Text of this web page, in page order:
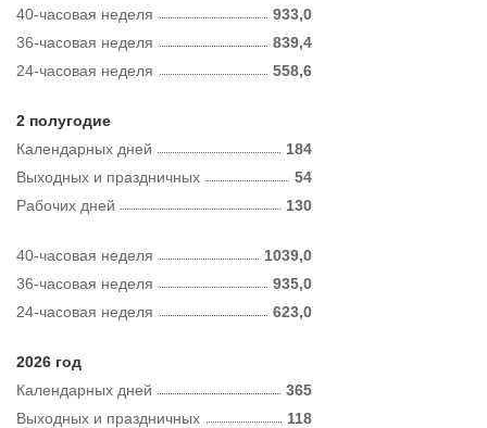
40-часовая неделя
933,0
36-часовая неделя
839,4
24-часовая неделя
558,6
2 полугодие
Календарных дней
184
Рабочих дней 130
Выходных и праздничных 54
40-часовая неделя
1039,0
36-часовая неделя
935,0
24-часовая неделя
623,0
2026 год
Календарных дней
365
Выходных и праздничных 118